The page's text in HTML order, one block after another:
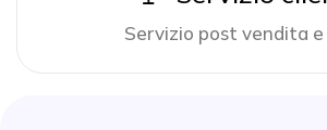
Servizio post vendita e